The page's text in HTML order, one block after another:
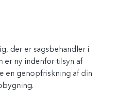
der er sagsbehandler i
er ny indenfor tilsyn af
en genopfriskning af din